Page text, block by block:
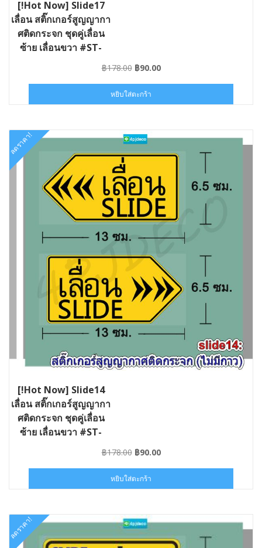
[!Hot Now] Slide17
เลื่อน สติ๊กเกอร์สูญญากา
ศติดกระจก ชุดคู่เลื่อน
ซ้าย เลื่อนขวา #ST-
฿178.00 Original
was:
฿178.00.
฿90.00Current
฿90.00.
หยิบใส่ตะกร้า
ลดราคา!
[!Hot Now] Slide14
เลื่อน สติ๊กเกอร์สูญญากา
ศติดกระจก ชุดคู่เลื่อน
ซ้าย เลื่อนขวา #ST-
฿178.00 Original
was:
฿178.00.
฿90.00Current
฿90.00.
หยิบใส่ตะกร้า
ลดราคา!